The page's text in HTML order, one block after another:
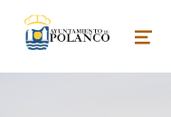
AYUNTAMIENTO DE POLANCO MENU